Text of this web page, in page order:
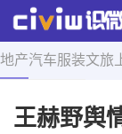
地产汽车服装文旅
首页 > 舆情知识 >
王赫野舆